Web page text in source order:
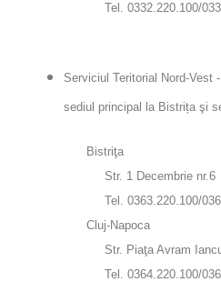
Tel. 0332.220.100/
Serviciul Teritorial Nord-Vest
sediul principal la Bistrița şi
Bistriţa
Str. 1 Decembrie nr.6
Tel. 0363.220.100/
Cluj-Napoca
Str. Piaţa Avram Iancu
Tel. 0364.220.100/